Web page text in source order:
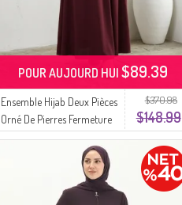
$370.98
$148.99
Ensemble Hijab Deux Pièces
Orné De Pierres Fermeture
éclair Et Ceinture 0335-04
POUR AUJOURD HUI$89.39